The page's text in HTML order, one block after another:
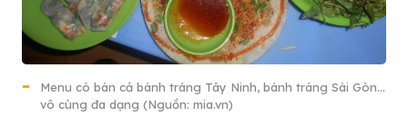
Menu có bán cả bánh tráng Tây Ninh, bánh tráng Sài Gòn…
vô cùng đa dạng (Nguồn: mia.vn)